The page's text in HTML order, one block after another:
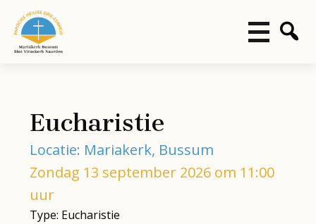
Eucharistie
Locatie: Mariakerk, Bussum
Zondag 13 september 2026 om 11:00
uur
Type: Eucharistie